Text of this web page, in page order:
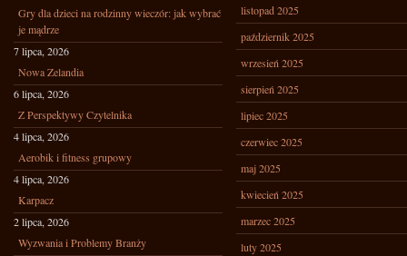
Gry dla dzieci na rodzinny wieczór: jak wybrać
je mądrze
7 lipca, 2026
Nowa Zelandia
6 lipca, 2026
Z Perspektywy Czytelnika
4 lipca, 2026
Aerobik i fitness grupowy
4 lipca, 2026
Karpacz
2 lipca, 2026
Wyzwania i Problemy Branży
listopad 2025
październik 2025
wrzesień 2025
sierpień 2025
lipiec 2025
czerwiec 2025
maj 2025
kwiecień 2025
marzec 2025
luty 2025